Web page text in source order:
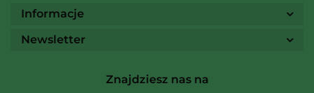
Informacje
Newsletter
Znajdziesz nas na